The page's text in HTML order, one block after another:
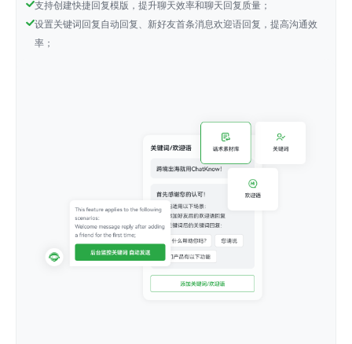
支持创建快捷回复模版，提升聊天效率和聊天回复质量；
设置关键词回复自动回复、新好友首条消息欢迎语回复，提高沟通效
率；